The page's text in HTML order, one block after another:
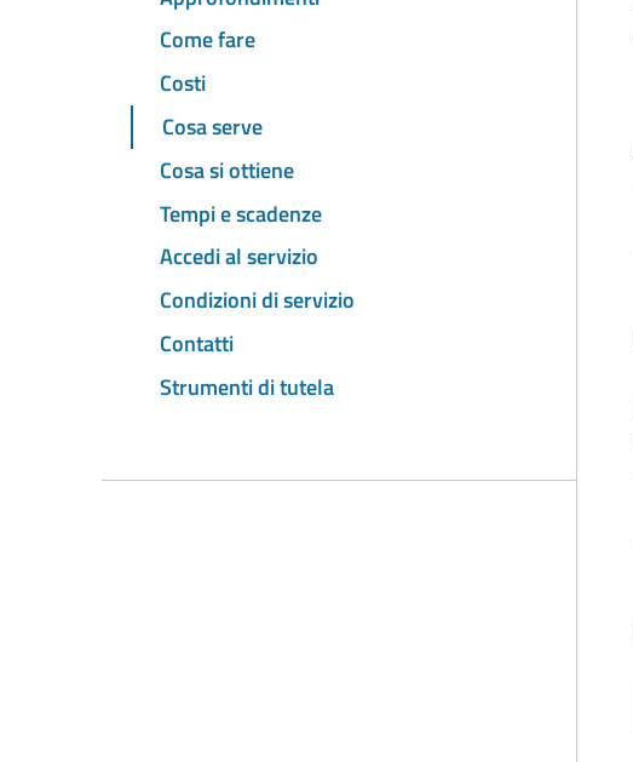
Come fare
Costi
Cosa serve
Cosa si ottiene
Tempi e scadenze
Accedi al servizio
Condizioni di servizio
Contatti
Strumenti di tutela